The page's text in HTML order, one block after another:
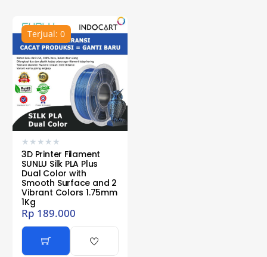
Terjual: 0
★ ★ ★ ★ ★
3D Printer Filament
SUNLU Silk PLA Plus
Dual Color with
Smooth Surface and 2
Vibrant Colors 1.75mm
1Kg
Rp 189.000